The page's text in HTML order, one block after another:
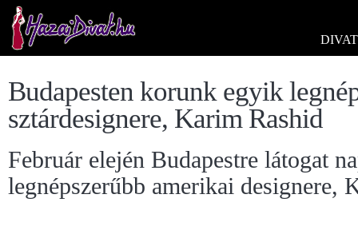
DIVAT
Budapesten korunk egyik
sztárdesignere, Karim Rashid
Február elején Budapestre látogat
legnépszerűbb amerikai designere,